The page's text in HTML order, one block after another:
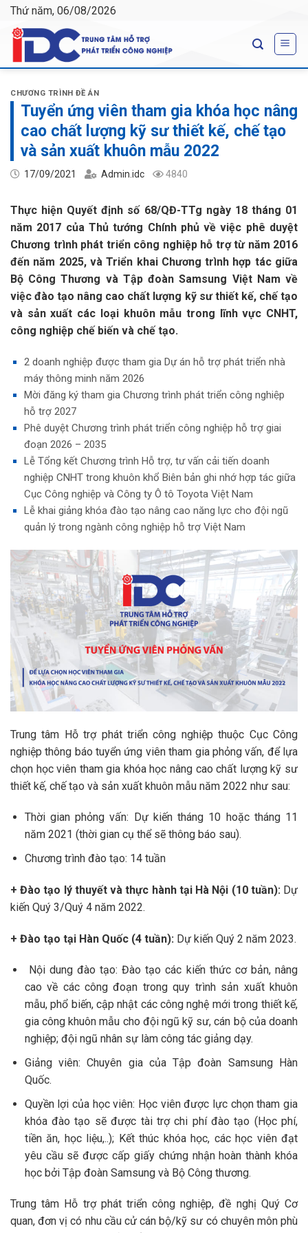
Skip
content
Thứ năm, 06/08/2026
CHƯƠNG TRÌNH ĐỀ ÁN
Tuyển ứng viên tham gia khóa học nâng
cao chất lượng kỹ sư thiết kế, chế tạo
và sản xuất khuôn mẫu 2022
17/09/2021 Admin.idc 4840
Thực hiện Quyết định số 68/QĐ-TTg ngày 18 tháng 01
năm 2017 của Thủ tướng Chính phủ về việc phê duyệt
Chương trình phát triển công nghiệp hỗ trợ từ năm 2016
đến năm 2025, và Triển khai Chương trình hợp tác giữa
Bộ Công Thương và Tập đoàn Samsung Việt Nam về
việc đào tạo nâng cao chất lượng kỹ sư thiết kế, chế tạo
và sản xuất các loại khuôn mẫu trong lĩnh vực CNHT,
công nghiệp chế biến và chế tạo.
2 doanh nghiệp được tham gia Dự án hỗ trợ phát triển nhà
máy thông minh năm 2026
Mời đăng ký tham gia Chương trình phát triển công nghiệp
hỗ trợ 2027
Phê duyệt Chương trình phát triển công nghiệp hỗ trợ giai
đoạn 2026 – 2035
Lễ Tổng kết Chương trình Hỗ trợ, tư vấn cải tiến doanh
nghiệp CNHT trong khuôn khổ Biên bản ghi nhớ hợp tác giữa
Cục Công nghiệp và Công ty Ô tô Toyota Việt Nam
Lễ khai giảng khóa đào tạo nâng cao năng lực cho đội ngũ
quản lý trong ngành công nghiệp hỗ trợ Việt Nam
Trung tâm Hỗ trợ phát triển công nghiệp thuộc Cục Công
nghiệp thông báo tuyển ứng viên tham gia phỏng vấn, để lựa
chọn học viên tham gia khóa học nâng cao chất lượng kỹ sư
thiết kế, chế tạo và sản xuất khuôn mẫu năm 2022 như sau:
Thời gian phỏng vấn: Dự kiến tháng 10 hoặc tháng 11
năm 2021 (thời gian cụ thể sẽ thông báo sau).
Chương trình đào tạo: 14 tuần
+ Đào tạo lý thuyết và thực hành tại Hà Nội (10 tuần): Dự
kiến Quý 3/Quý 4 năm 2022.
+ Đào tạo tại Hàn Quốc (4 tuần): Dự kiến Quý 2 năm 2023.
Nội dung đào tạo: Đào tạo các kiến thức cơ bản, nâng
cao về các công đoạn trong quy trình sản xuất khuôn
mẫu, phổ biến, cập nhật các công nghệ mới trong thiết kế,
gia công khuôn mẫu cho đội ngũ kỹ sư, cán bộ của doanh
nghiệp; đội ngũ nhân sự làm công tác giảng dạy.
Giảng viên: Chuyên gia của Tập đoàn Samsung Hàn
Quốc.
Quyền lợi của học viên: Học viên được lực chọn tham gia
khóa đào tạo sẽ được tài trợ chi phí đào tạo (Học phí,
tiền ăn, học liệu,..); Kết thúc khóa học, các học viên đạt
yêu cầu sẽ được cấp giấy chứng nhận hoàn thành khóa
học bởi Tập đoàn Samsung và Bộ Công thương.
Trung tâm Hỗ trợ phát triển công nghiệp, đề nghị Quý Cơ
quan, đơn vị có nhu cầu cử cán bộ/kỹ sư có chuyên môn phù